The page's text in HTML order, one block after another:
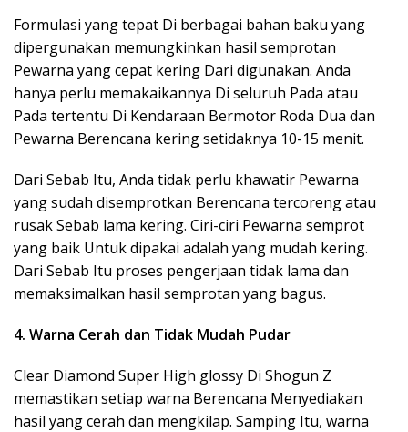
Formulasi yang tepat Di berbagai bahan baku yang
dipergunakan memungkinkan hasil semprotan
Pewarna yang cepat kering Dari digunakan. Anda
hanya perlu memakaikannya Di seluruh Pada atau
Pada tertentu Di Kendaraan Bermotor Roda Dua dan
Pewarna Berencana kering setidaknya 10-15 menit.
Dari Sebab Itu, Anda tidak perlu khawatir Pewarna
yang sudah disemprotkan Berencana tercoreng atau
rusak Sebab lama kering. Ciri-ciri Pewarna semprot
yang baik Untuk dipakai adalah yang mudah kering.
Dari Sebab Itu proses pengerjaan tidak lama dan
memaksimalkan hasil semprotan yang bagus.
4. Warna Cerah dan Tidak Mudah Pudar
Clear Diamond Super High glossy Di Shogun Z
memastikan setiap warna Berencana Menyediakan
hasil yang cerah dan mengkilap. Samping Itu, warna